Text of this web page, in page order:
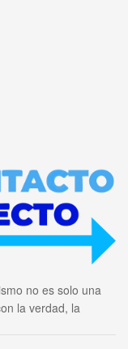
no es solo una
la verdad, la